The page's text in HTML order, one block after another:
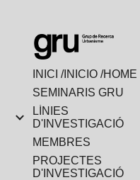
INICI /INICIO /HOME
SEMINARIS GRU
LÍNIES
D'INVESTIGACIÓ
MEMBRES
PROJECTES
D'INVESTIGACIÓ